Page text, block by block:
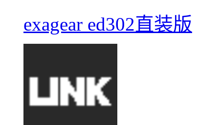
exagear ed302直装版